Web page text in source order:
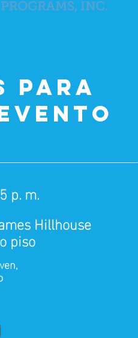
para
p. m.
Hillhouse
piso